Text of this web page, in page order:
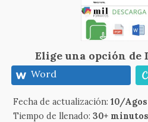
Elige una opción de
Word
Fecha de actualización:10/
Tiempo de llenado:30+ minutos